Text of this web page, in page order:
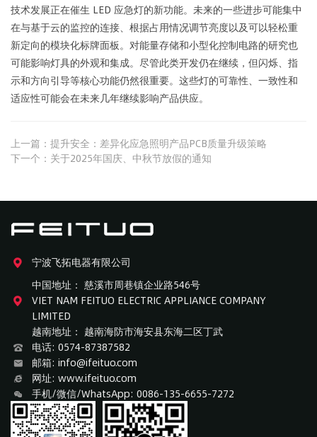
技术发展正在催生 LED 应急灯的新功能。未来的一些进步可能集中
在与基于云的监控的连接、根据占用情况调节亮度以及可以轻松重
新定向的模块化标牌面板。对能量存储和小型化控制电路的研究也
可能影响灯具的外观和集成。尽管此类开发仍在继续，但闪烁、指
示和方向引导等核心功能仍然很重要。这些灯的可靠性、一致性和
适应性可能会在未来几年继续影响产品供应。
上一篇：提升安全：差异化应急照明产品PCB质量升级策略
下一个：关于2025年国庆、中秋节放假的通知
宁波飞拓电器有限公司
中国地址： 慈溪市周巷镇企业路546号
VIET NAM FEITUO ELECTRIC APPLIANCE COMPANY
LIMITED
越南地址： 越南海防市海安县东海二区丁武
电话: 0574-87387582
邮箱: info@ifeituo.com
网址: www.ifeituo.com
手机/微信/WhatsApp: 0086-135-6655-7272